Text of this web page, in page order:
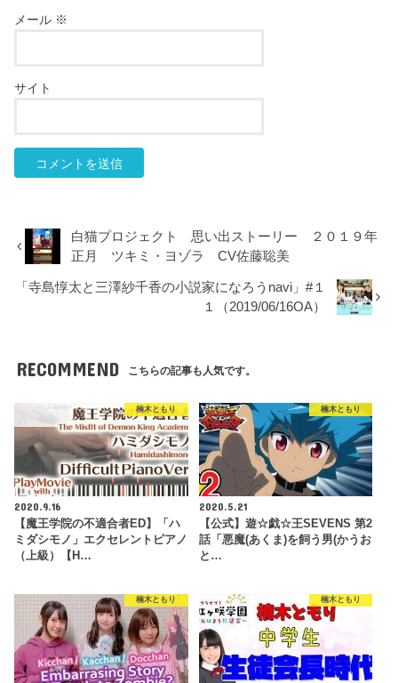
メール ※
サイト
白猫プロジェクト 思い出ストーリー ２０１９年
正月 ツキミ・ヨゾラ CV佐藤聡美
「寺島惇太と三澤紗千香の小説家になろうnavi」#１
１（2019/06/16OA）
RECOMMEND こちらの記事も人気です。
楠木ともり
2020.9.16
【魔王学院の不適合者ED】「ハ
ミダシモノ」エクセレントピアノ
（上級）【H…
楠木ともり
2020.5.21
【公式】遊☆戯☆王SEVENS 第2
話「悪魔(あくま)を飼う男(かうお
と…
楠木ともり 楠木ともり